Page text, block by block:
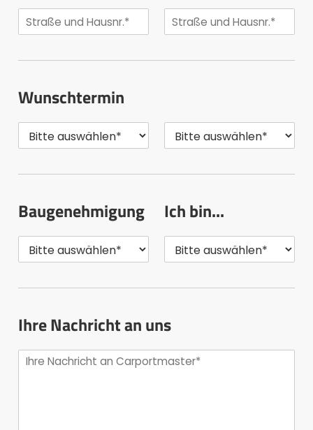
Wunschtermin
Baugenehmigung Ich bin...
Ihre Nachricht an uns